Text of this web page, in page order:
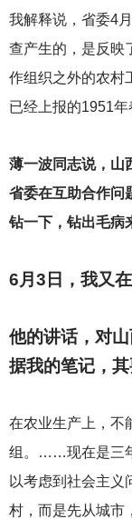
我解释说，省委4
查产生的，是反映
作组织之外的农村
已经上报的1951年
薄一波同志说，山
省委在互助合作问
钻一下，钻出毛病
6月3日，我又
他的讲话，对
据我的笔记，其
在农业生产上，不
组。……现在是三
以考虑到社会主义
村，而是先从城市